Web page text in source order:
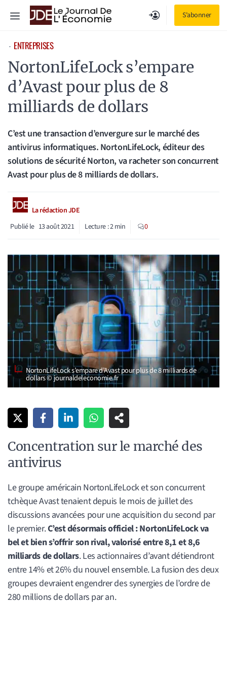
S'abonner
Menu
⋅ ENTREPRISES
NortonLifeLock s’empare
d’Avast pour plus de 8
milliards de dollars
C’est une transaction d’envergure sur le marché des
antivirus informatiques. NortonLifeLock, éditeur des
solutions de sécurité Norton, va racheter son concurrent
Avast pour plus de 8 milliards de dollars.
La rédaction JDE
Publié le 13 août 2021 Lecture :2min 0
NortonLifeLock s’empare d’Avast pour plus de 8 milliards de
dollars © journaldeleconomie.fr
Concentration sur le marché des
antivirus
Le groupe américain NortonLifeLock et son concurrent
tchèque Avast tenaient depuis le mois de juillet des
discussions avancées pour une acquisition du second par
le premier.C’est désormais officiel : NortonLifeLock va
bel et bien s’offrir son rival, valorisé entre 8,1 et 8,6
milliards de dollars. Les actionnaires d’avant détiendront
entre 14% et 26% du nouvel ensemble. La fusion des deux
groupes devraient engendrer des synergies de l’ordre de
280 millions de dollars par an.